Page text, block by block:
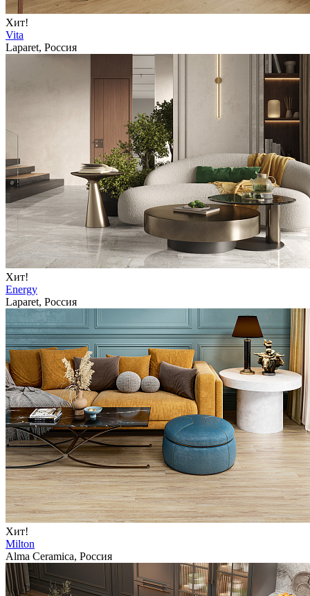
Хит!
Vita
Laparet, Россия
Хит!
Energy
Laparet, Россия
Хит!
Milton
Alma Ceramica, Россия